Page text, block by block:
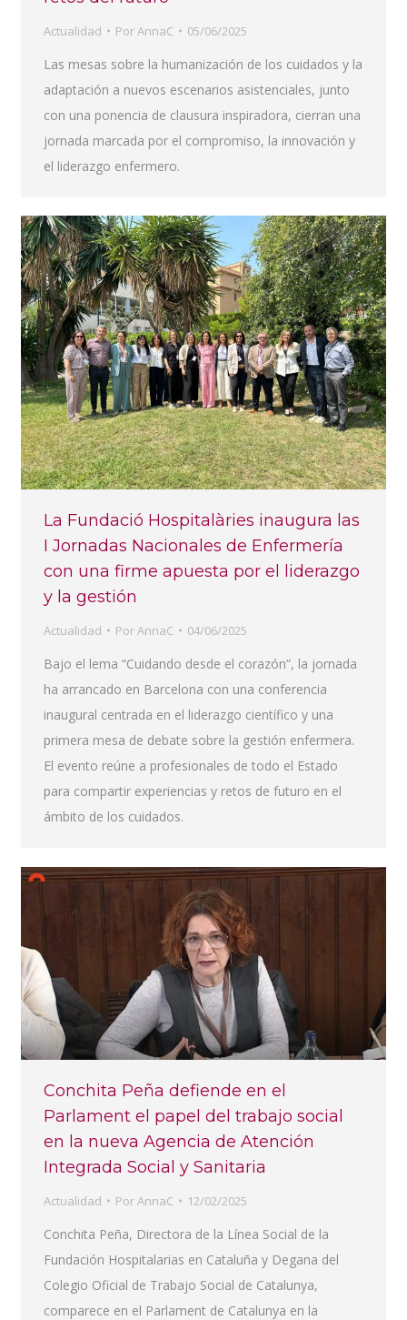
Actualidad PorAnnaC 05/06/2025
Las mesas sobre la humanización de los cuidados y la
adaptación a nuevos escenarios asistenciales, junto
con una ponencia de clausura inspiradora, cierran una
jornada marcada por el compromiso, la innovación y
el liderazgo enfermero.
La Fundació Hospitalàries inaugura las
I Jornadas Nacionales de Enfermería
con una firme apuesta por el liderazgo
y la gestión
Actualidad PorAnnaC 04/06/2025
Bajo el lema “Cuidando desde el corazón”, la jornada
ha arrancado en Barcelona con una conferencia
inaugural centrada en el liderazgo científico y una
primera mesa de debate sobre la gestión enfermera.
El evento reúne a profesionales de todo el Estado
para compartir experiencias y retos de futuro en el
ámbito de los cuidados.
Conchita Peña defiende en el
Parlament el papel del trabajo social
en la nueva Agencia de Atención
Integrada Social y Sanitaria
Actualidad PorAnnaC 12/02/2025
Conchita Peña, Directora de la Línea Social de la
Fundación Hospitalarias en Cataluña y Degana del
Colegio Oficial de Trabajo Social de Catalunya,
comparece en el Parlament de Catalunya en la